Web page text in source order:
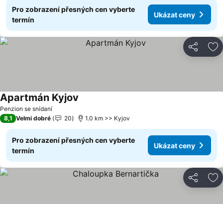
Pro zobrazení přesných cen vyberte
termín
Ukázat ceny
Sdílet
Penzion se snídaní
Apartmán Kyjov
8,1 Velmi dobré 20 1.0 km >> Kyjov
Pro zobrazení přesných cen vyberte
termín
Ukázat ceny
Sdílet